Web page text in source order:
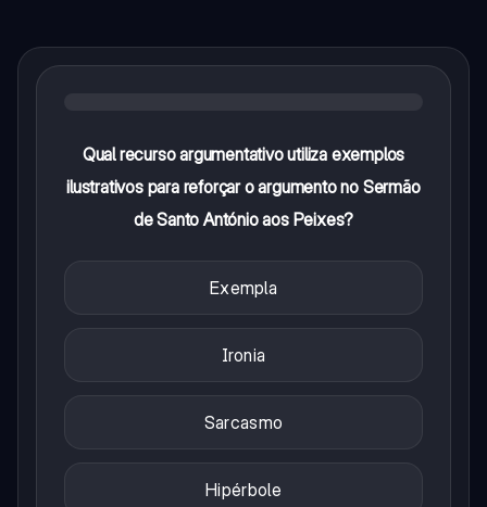
Qual recurso argumentativo utiliza exemplos
ilustrativos para reforçar o argumento no Sermão
de Santo António aos Peixes?
Exempla
Ironia
Sarcasmo
Hipérbole